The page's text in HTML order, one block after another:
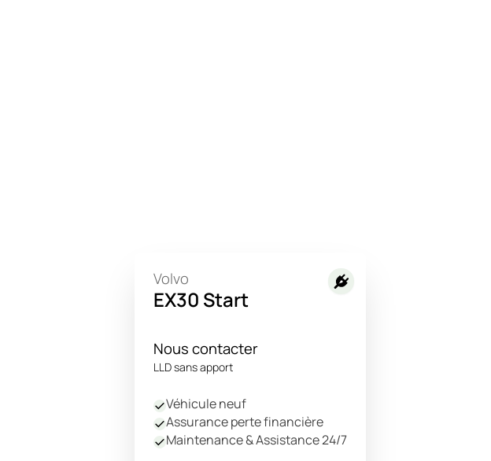
Volvo
EX30 Start
Nous contacter
LLD sans apport
Véhicule neuf
Assurance perte financière
Maintenance & Assistance 24/7